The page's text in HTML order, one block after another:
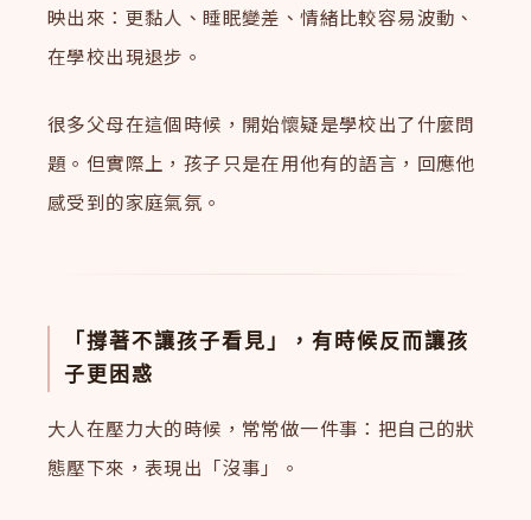
映出來：更黏人、睡眠變差、情緒比較容易波動、
在學校出現退步。
很多父母在這個時候，開始懷疑是學校出了什麼問
題。但實際上，孩子只是在用他有的語言，回應他
感受到的家庭氣氛。
「撐著不讓孩子看見」，有時候反而讓孩
子更困惑
大人在壓力大的時候，常常做一件事：把自己的狀
態壓下來，表現出「沒事」。